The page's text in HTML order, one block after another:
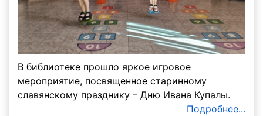
В библиотеке прошло яркое игровое
мероприятие, посвященное старинному
славянскому празднику – Дню Ивана Купалы.
Подробнее...